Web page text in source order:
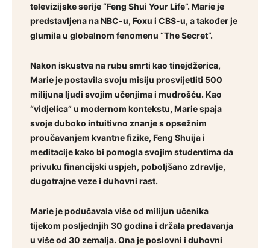
televizijske serije “Feng Shui Your Life”. Marie je
predstavljena na NBC-u, Foxu i CBS-u, a također je
glumila u globalnom fenomenu “The Secret”.
Nakon iskustva na rubu smrti kao tinejdžerica,
Marie je postavila svoju misiju prosvijetliti 500
milijuna ljudi svojim učenjima i mudrošću. Kao
“vidjelica” u modernom kontekstu, Marie spaja
svoje duboko intuitivno znanje s opsežnim
proučavanjem kvantne fizike, Feng Shuija i
meditacije kako bi pomogla svojim studentima da
privuku financijski uspjeh, poboljšano zdravlje,
dugotrajne veze i duhovni rast.
Marie je podučavala više od milijun učenika
tijekom posljednjih 30 godina i držala predavanja
u više od 30 zemalja. Ona je poslovni i duhovni